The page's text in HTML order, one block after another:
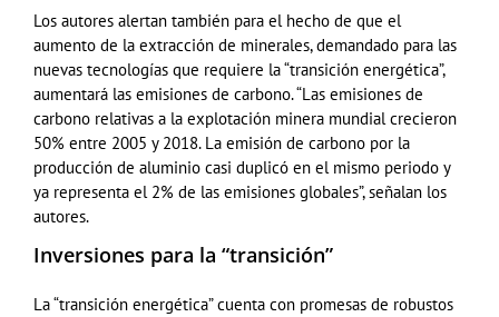
Los autores alertan también para el hecho de que el
aumento de la extracción de minerales, demandado para las
nuevas tecnologías que requiere la “transición energética”,
aumentará las emisiones de carbono. “Las emisiones de
carbono relativas a la explotación minera mundial crecieron
50% entre 2005 y 2018. La emisión de carbono por la
producción de aluminio casi duplicó en el mismo periodo y
ya representa el 2% de las emisiones globales”, señalan los
autores.
Inversiones para la “transición”
La “transición energética” cuenta con promesas de robustos